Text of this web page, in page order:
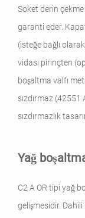
Soket derin
garanti eder.
(isteğe bağlı
vidası pirinçten
boşaltma valfı
sızdırmaz
sızdırmazlık
Yağ
C2 A OR tipi yağ
gelişmesidir.